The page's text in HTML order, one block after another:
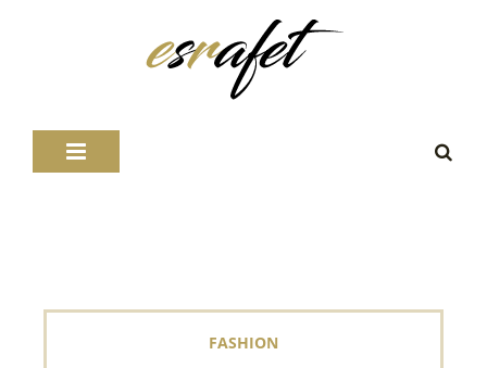
FASHION